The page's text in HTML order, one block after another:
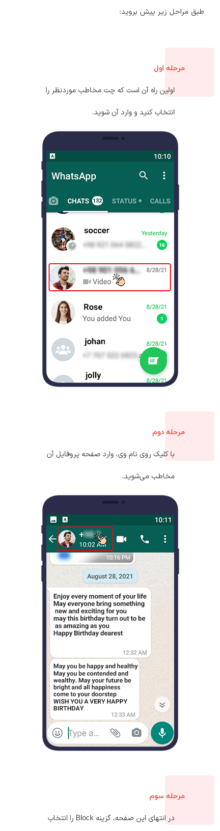
طبق مراحل زیر پیش بروید:
مرحله اول
اولین راه آن است که چت مخاطب موردنظر را
انتخاب کنید و وارد آن شوید.
مرحله دوم
با کلیک روی نام وی، وارد صفحه پروفایل آن
مخاطب می‌شوید.
مرحله سوم
در انتهای این صفحه، گزینه Block را انتخاب